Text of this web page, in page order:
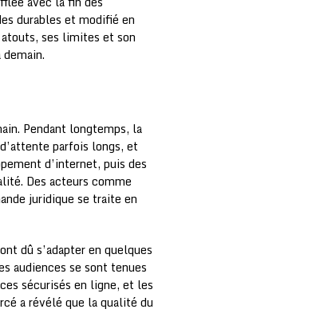
durables et modifié en
ses limites et son
Pendant longtemps, la
parfois longs, et
d’internet, puis des
Des acteurs comme
juridique se traite en
dû s’adapter en quelques
audiences se sont tenues
sécurisés en ligne, et les
a révélé que la qualité du